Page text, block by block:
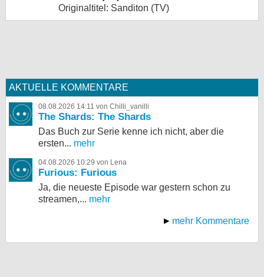
Originaltitel: Sanditon (TV)
AKTUELLE KOMMENTARE
08.08.2026 14:11 von Chilli_vanilli
The Shards: The Shards
Das Buch zur Serie kenne ich nicht, aber die
ersten... mehr
04.08.2026 10:29 von Lena
Furious: Furious
Ja, die neueste Episode war gestern schon zu
streamen,... mehr
mehr Kommentare